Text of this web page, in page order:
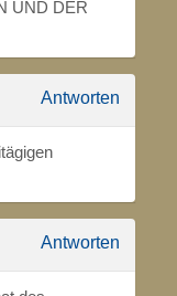
UND DER
Antworten
Antworten